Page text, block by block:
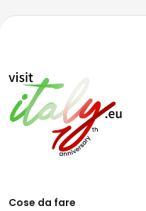
Cose da fare